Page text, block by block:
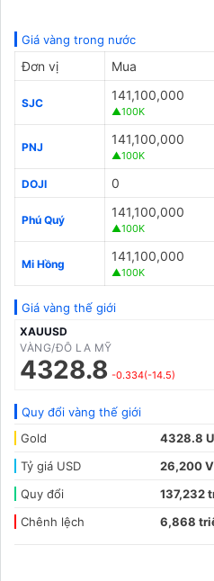
Giá vàng trong nước
Đơn vị Mua
SJC
141,100,000
▲100K
PNJ
141,100,000
▲100K
DOJI 0
Phú Quý
141,100,000
▲100K
Mi Hồng
141,100,000
▲100K
Giá vàng thế giới
XAUUSD
VÀNG/ĐÔ LA MỸ
4328.8 -0.334(-14.5)
Quy đổi vàng thế giới
Gold
4328.8
Tỷ giá USD
26,200
Quy đổi
137,232
Chênh lệch
6,868